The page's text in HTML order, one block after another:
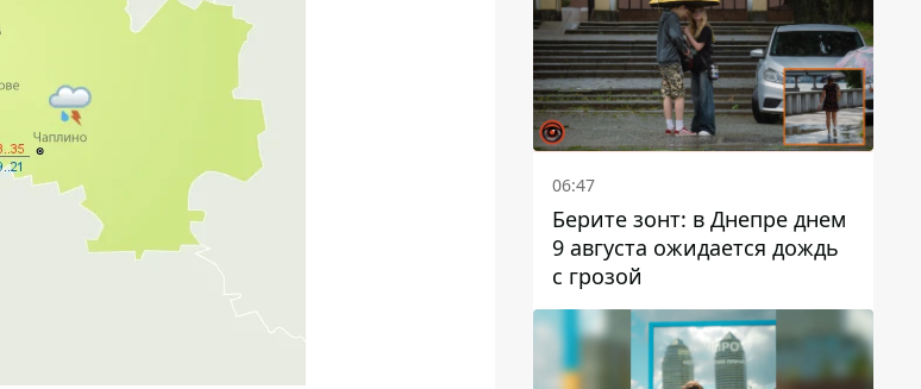
06:47
Берите зонт: в Днепре днем ​​
9 августа ожидается дождь
с грозой